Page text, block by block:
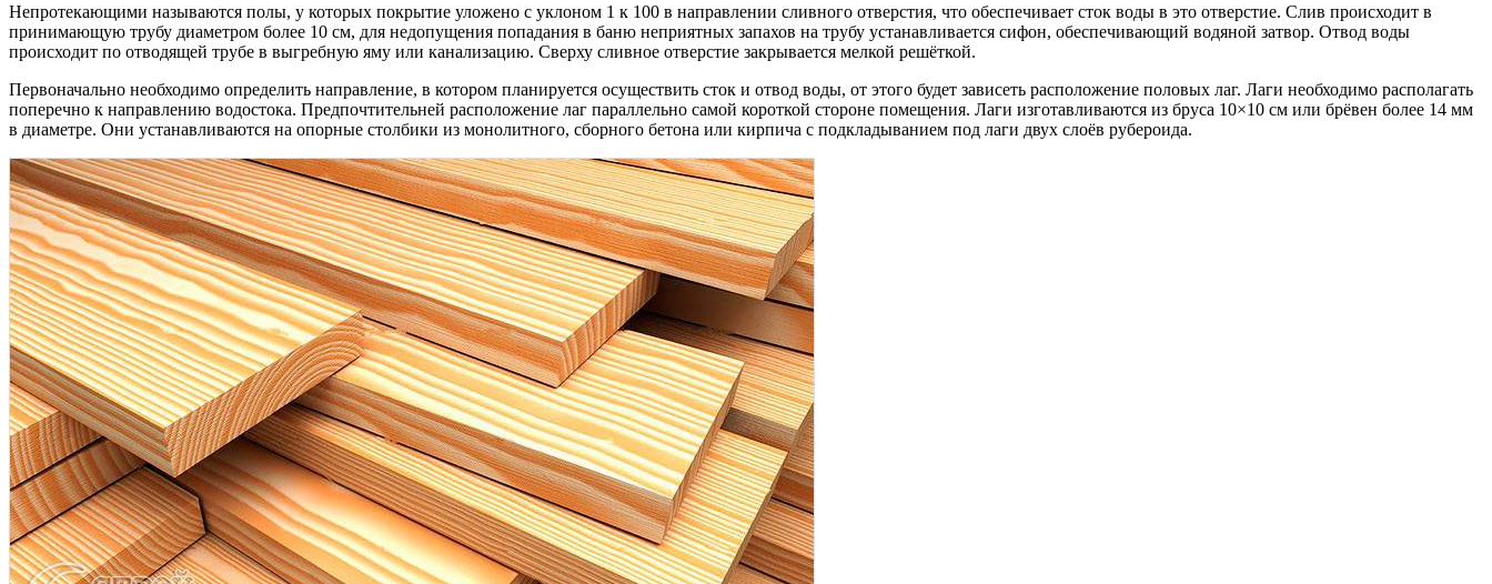
Непротекающими называются полы, у которых покрытие уложено с уклоном 1 к 100 в направлении сливного отверстия, что обеспечивает сток воды в это отверстие. Слив происходит в
принимающую трубу диаметром более 10 см, для недопущения попадания в баню неприятных запахов на трубу устанавливается сифон, обеспечивающий водяной затвор. Отвод воды
происходит по отводящей трубе в выгребную яму или канализацию. Сверху сливное отверстие закрывается мелкой решёткой.
Первоначально необходимо определить направление, в котором планируется осуществить сток и отвод воды, от этого будет зависеть расположение половых лаг. Лаги необходимо располагать
поперечно к направлению водостока. Предпочтительней расположение лаг параллельно самой короткой стороне помещения. Лаги изготавливаются из бруса 10×10 см или брёвен более 14 мм
в диаметре. Они устанавливаются на опорные столбики из монолитного, сборного бетона или кирпича с подкладыванием под лаги двух слоёв рубероида.